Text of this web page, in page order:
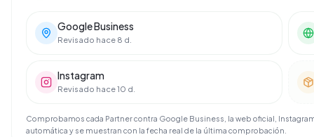
Google Business
Revisado hace 8 d.
Instagram
Revisado hace 10 d.
Comprobamos cada Partner contra Google Business, la web oficial,
automática y se muestran con la fecha real de la última comprobación.